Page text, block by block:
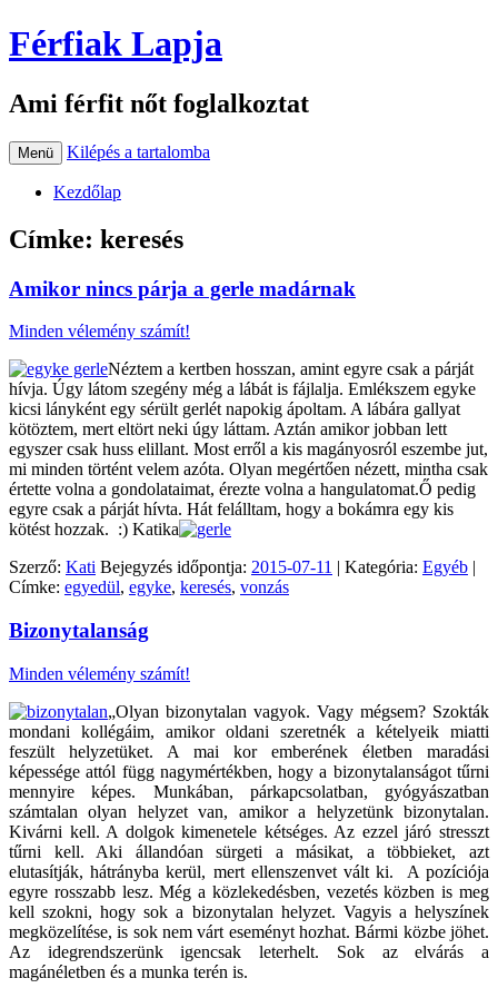
Férfiak Lapja
Ami férfit nőt foglalkoztat
Menü Kilépés a tartalomba
Kezdőlap
Címke: keresés
Amikor nincs párja a gerle madárnak
Minden vélemény számít!
Néztem a kertben hosszan, amint egyre csak a párját
hívja. Úgy látom szegény még a lábát is fájlalja. Emlékszem egyke
kicsi lányként egy sérült gerlét napokig ápoltam. A lábára gallyat
kötöztem, mert eltört neki úgy láttam. Aztán amikor jobban lett
egyszer csak huss elillant. Most erről a kis magányosról eszembe jut,
mi minden történt velem azóta. Olyan megértően nézett, mintha csak
értette volna a gondolataimat, érezte volna a hangulatomat.Ő pedig
egyre csak a párját hívta. Hát felálltam, hogy a bokámra egy kis
kötést hozzak. :) Katika
Szerző: Kati Bejegyzés időpontja: 2015-07-11 | Kategória: Egyéb |
Címke: egyedül, egyke, keresés, vonzás
Bizonytalanság
Minden vélemény számít!
„Olyan bizonytalan vagyok. Vagy mégsem? Szokták
mondani kollégáim, amikor oldani szeretnék a kételyeik miatti
feszült helyzetüket. A mai kor emberének életben maradási
képessége attól függ nagymértékben, hogy a bizonytalanságot tűrni
mennyire képes. Munkában, párkapcsolatban, gyógyászatban
számtalan olyan helyzet van, amikor a helyzetünk bizonytalan.
Kivárni kell. A dolgok kimenetele kétséges. Az ezzel járó stresszt
tűrni kell. Aki állandóan sürgeti a másikat, a többieket, azt
elutasítják, hátrányba kerül, mert ellenszenvet vált ki. A pozíciója
egyre rosszabb lesz. Még a közlekedésben, vezetés közben is meg
kell szokni, hogy sok a bizonytalan helyzet. Vagyis a helyszínek
megközelítése, is sok nem várt eseményt hozhat. Bármi közbe jöhet.
Az idegrendszerünk igencsak leterhelt. Sok az elvárás a
magánéletben és a munka terén is.